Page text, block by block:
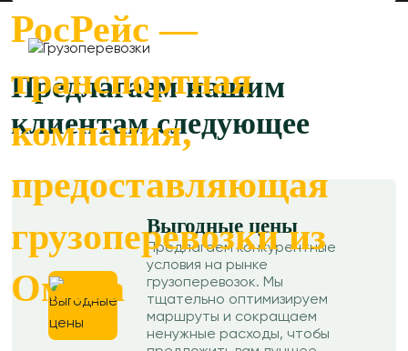
РосРейс —
транспортная
компания,
предоставляющая
грузоперевозки из
Омска
Предлагаем нашим
клиентам следующее
Выгодные цены
Предлагаем конкурентные
условия на рынке
грузоперевозок. Мы
тщательно оптимизируем
маршруты и сокращаем
ненужные расходы, чтобы